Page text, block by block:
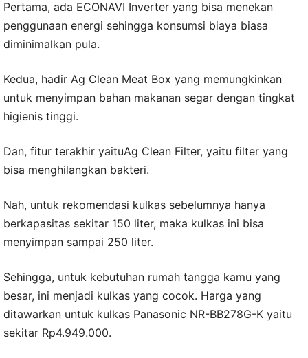
Pertama, ada ECONAVI Inverter yang bisa menekan
penggunaan energi sehingga konsumsi biaya biasa
diminimalkan pula.
Kedua, hadir Ag Clean Meat Box yang memungkinkan
untuk menyimpan bahan makanan segar dengan tingkat
higienis tinggi.
Dan, fitur terakhir yaituAg Clean Filter, yaitu filter yang
bisa menghilangkan bakteri.
Nah, untuk rekomendasi kulkas sebelumnya hanya
berkapasitas sekitar 150 liter, maka kulkas ini bisa
menyimpan sampai 250 liter.
Sehingga, untuk kebutuhan rumah tangga kamu yang
besar, ini menjadi kulkas yang cocok. Harga yang
ditawarkan untuk kulkas Panasonic NR-BB278G-K yaitu
sekitar Rp4.949.000.